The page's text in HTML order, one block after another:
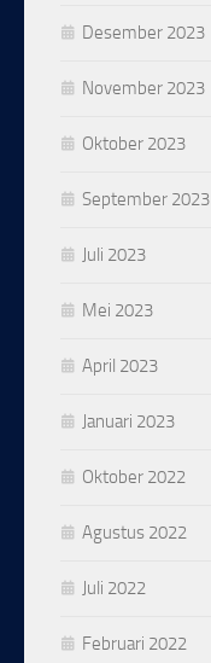
Desember 2023
November 2023
Oktober 2023
September 2023
Juli 2023
Mei 2023
April 2023
Januari 2023
Oktober 2022
Agustus 2022
Juli 2022
Februari 2022